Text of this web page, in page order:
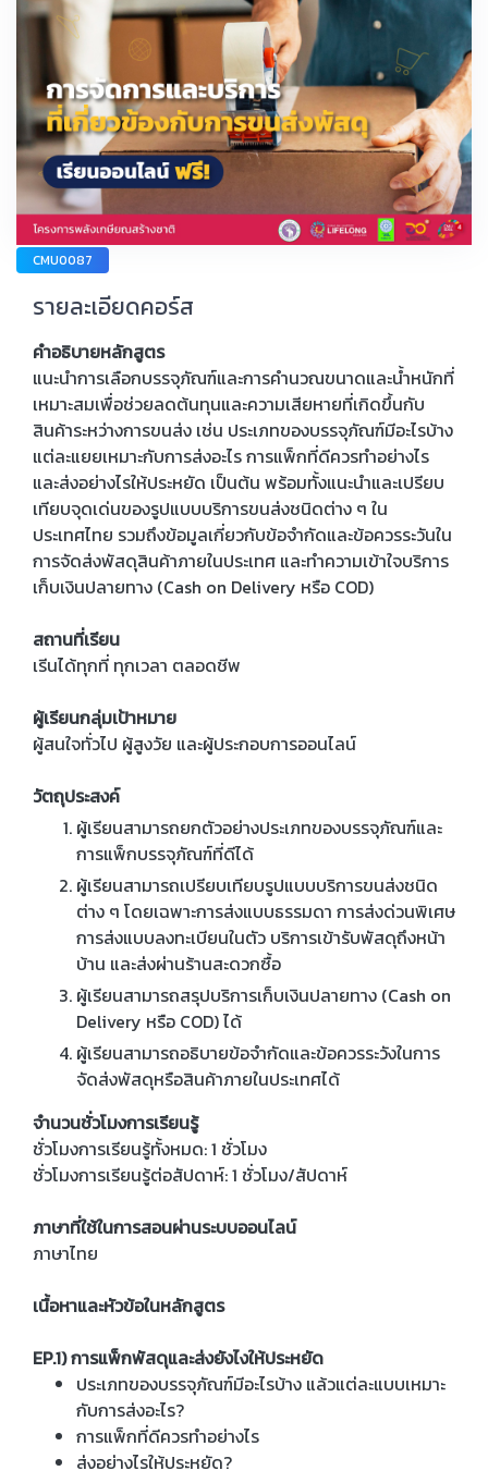
CMU0087
รายละเอียดคอร์ส
คำอธิบายหลักสูตร
แนะนำการเลือกบรรจุภัณฑ์และการคำนวณขนาดและน้ำหนักที่
เหมาะสมเพื่อช่วยลดต้นทุนและความเสียหายที่เกิดขึ้นกับ
สินค้าระหว่างการขนส่ง เช่น ประเภทของบรรจุภัณฑ์มีอะไรบ้าง
แต่ละแยยเหมาะกับการส่งอะไร การแพ็กที่ดีควรทำอย่างไร
และส่งอย่างไรให้ประหยัด เป็นต้น พร้อมทั้งแนะนำและเปรียบ
เทียบจุดเด่นของรูปแบบบริการขนส่งชนิดต่าง ๆ ใน
ประเทศไทย รวมถึงข้อมูลเกี่ยวกับข้อจำกัดและข้อควรระวันใน
การจัดส่งพัสดุสินค้าภายในประเทศ และทำความเข้าใจบริการ
เก็บเงินปลายทาง (Cash on Delivery หรือ COD)
สถานที่เรียน
เรีนได้ทุกที่ ทุกเวลา ตลอดชีพ
ผู้เรียนกลุ่มเป้าหมาย
ผู้สนใจทั่วไป ผู้สูงวัย และผู้ประกอบการออนไลน์
วัตถุประสงค์
ผู้เรียนสามารถยกตัวอย่างประเภทของบรรจุภัณฑ์และ
การแพ็กบรรจุภัณฑ์ที่ดีได้
ผู้เรียนสามารถเปรียบเทียบรูปแบบบริการขนส่งชนิด
ต่าง ๆ โดยเฉพาะการส่งแบบธรรมดา การส่งด่วนพิเศษ
การส่งแบบลงทะเบียนในตัว บริการเข้ารับพัสดุถึงหน้า
บ้าน และส่งผ่านร้านสะดวกซื้อ
ผู้เรียนสามารถสรุปบริการเก็บเงินปลายทาง (Cash on
Delivery หรือ COD) ได้
ผู้เรียนสามารถอธิบายข้อจำกัดและข้อควรระวังในการ
จัดส่งพัสดุหรือสินค้าภายในประเทศได้
จำนวนชั่วโมงการเรียนรู้
ชั่วโมงการเรียนรู้ทั้งหมด: 1 ชั่วโมง
ชั่วโมงการเรียนรู้ต่อสัปดาห์: 1 ชั่วโมง/สัปดาห์
ภาษาที่ใช้ในการสอนผ่านระบบออนไลน์
ภาษาไทย
เนื้อหาและหัวข้อในหลักสูตร
EP.1) การแพ็กพัสดุและส่งยังไงให้ประหยัด
ประเภทของบรรจุภัณฑ์มีอะไรบ้าง แล้วแต่ละแบบเหมาะ
กับการส่งอะไร?
การแพ็กที่ดีควรทำอย่างไร
ส่งอย่างไรให้ประหยัด?